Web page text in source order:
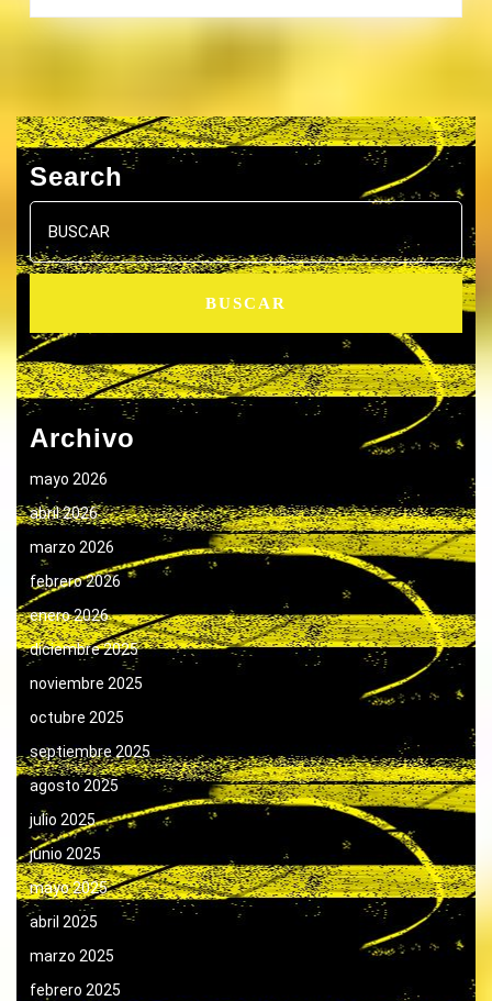
Search
Buscar:
Archivo
mayo 2026
abril 2026
marzo 2026
febrero 2026
enero 2026
diciembre 2025
noviembre 2025
octubre 2025
septiembre 2025
agosto 2025
julio 2025
junio 2025
mayo 2025
abril 2025
marzo 2025
febrero 2025